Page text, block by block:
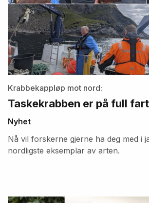
Krabbekappløp mot nord:
Taskekrabben er på full
Nyhet
Nå vil forskerne gjerne ha deg med i
nordligste eksemplar av arten.